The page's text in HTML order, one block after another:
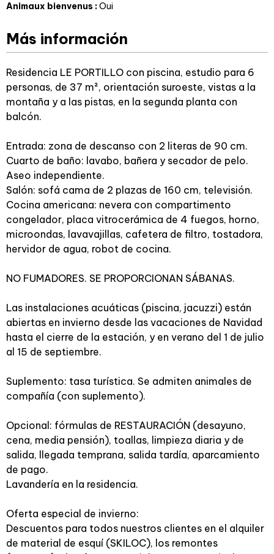
Animaux bienvenus :Oui
Más información
Residencia LE PORTILLO con piscina, estudio para 6
personas, de 37 m², orientación suroeste, vistas a la
montaña y a las pistas, en la segunda planta con
balcón.
Entrada: zona de descanso con 2 literas de 90 cm.
Cuarto de baño: lavabo, bañera y secador de pelo.
Aseo independiente.
Salón: sofá cama de 2 plazas de 160 cm, televisión.
Cocina americana: nevera con compartimento
congelador, placa vitrocerámica de 4 fuegos, horno,
microondas, lavavajillas, cafetera de filtro, tostadora,
hervidor de agua, robot de cocina.
NO FUMADORES. SE PROPORCIONAN SÁBANAS.
Las instalaciones acuáticas (piscina, jacuzzi) están
abiertas en invierno desde las vacaciones de Navidad
hasta el cierre de la estación, y en verano del 1 de julio
al 15 de septiembre.
Suplemento: tasa turística. Se admiten animales de
compañía (con suplemento).
Opcional: fórmulas de RESTAURACIÓN (desayuno,
cena, media pensión), toallas, limpieza diaria y de
salida, llegada temprana, salida tardía, aparcamiento
de pago.
Lavandería en la residencia.
Oferta especial de invierno:
Descuentos para todos nuestros clientes en el alquiler
de material de esquí (SKILOC), los remontes